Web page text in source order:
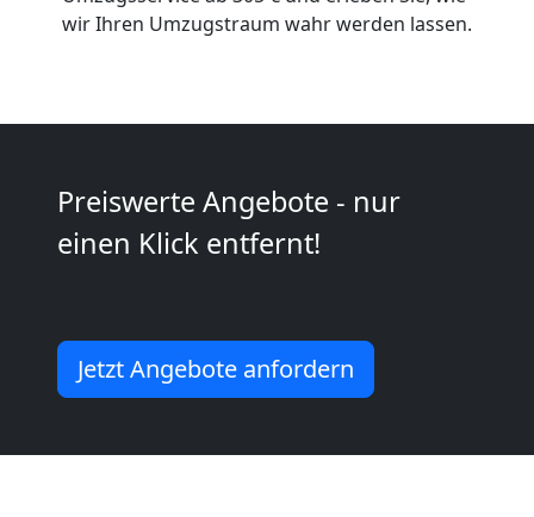
wir Ihren Umzugstraum wahr werden lassen.
Preiswerte Angebote - nur
einen Klick entfernt!
Jetzt Angebote anfordern
Umzug
Umzug
LKW